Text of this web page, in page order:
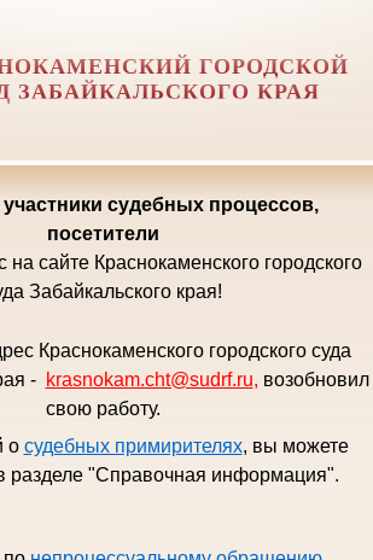
ГОРОДСКОЙ
ЗАБАЙКАЛЬСКОГО КРАЯ
участники судебных процессов,
посетители
на сайте Краснокаменского городского
Забайкальского края!
Краснокаменского городского суда
- krasnokam.cht@sudrf.ru, возобновил
свою работу.
о судебных примирителях, вы можете
разделе "Справочная информация".